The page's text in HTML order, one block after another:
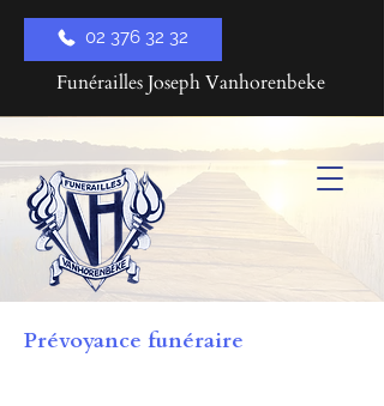
​02 376 32 32
Funérailles Joseph Vanhorenbeke
Prévoyance funéraire